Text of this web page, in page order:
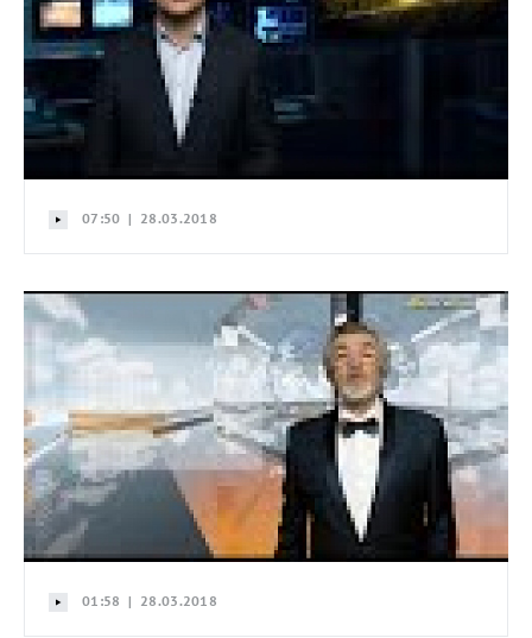
07:50 | 28.03.2018
01:58 | 28.03.2018